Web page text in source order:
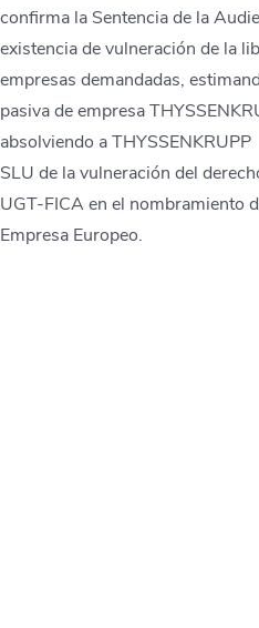
confirma la Sentencia de la
existencia de vulneración de la
empresas demandadas,
pasiva de empresa
absolviendo a
SLU de la vulneración del
UGT-FICA en el nombramiento
Empresa Europeo.